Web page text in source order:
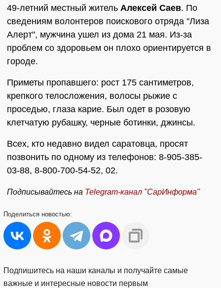
49-летний местный житель Алексей Саев. По
сведениям волонтеров поискового отряда "Лиза
Алерт", мужчина ушел из дома 21 мая. Из-за
проблем со здоровьем он плохо ориентируется в
городе.
Приметы пропавшего: рост 175 сантиметров,
крепкого телосложения, волосы рыжие с
проседью, глаза карие. Был одет в розовую
клетчатую рубашку, черные ботинки, джинсы.
Всех, кто недавно видел саратовца, просят
позвонить по одному из телефонов: 8-905-385-
03-88, 8-800-700-54-52, 02.
Подписывайтесь на Telegram-канал "СарИнформа"
Поделиться новостью:
Подпишитесь на наши каналы и получайте самые
важные и интересные новости первым